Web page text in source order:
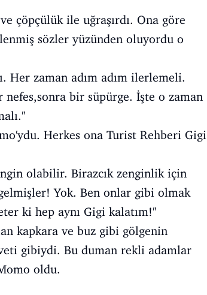
çöpçülük ile uğraşırdı. Ona göre
sözler yüzünden oluyordu o
Her zaman adım adım ilerlemeli.
bir süpürge. İşte o zaman
Herkes ona Turist Rehberi Gigi
olabilir. Birazcık zenginlik için
Yok. Ben onlar gibi olmak
ki hep aynı Gigi kalatım!''
kapkara ve buz gibi gölgenin
gibiydi. Bu duman rekli adamlar
oldu.